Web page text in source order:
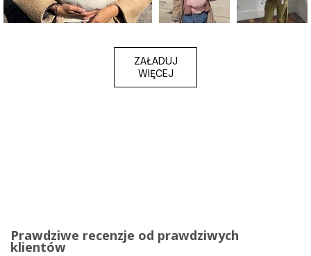
ZAŁADUJ
WIĘCEJ
Prawdziwe recenzje od prawdziwych
klientów